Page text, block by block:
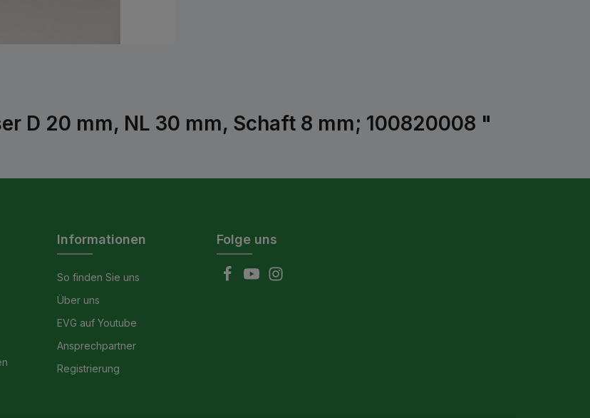
D 20 mm, NL 30 mm, Schaft 8 mm; 100820008 "
Informationen
So finden Sie uns
Über uns
EVG auf Youtube
Ansprechpartner
Registrierung
Folge uns